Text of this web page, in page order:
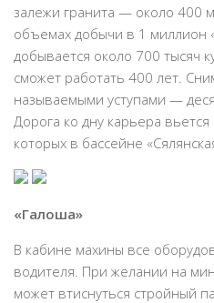
залежи гранита — около 400
объемах добычи в 1 миллион
добывается около 700 тысяч
сможет работать 400 лет.
называемыми уступами —
Дорога ко дну карьера
которых в бассейне
«Галоша»
В кабине махины все
водителя. При желании на
может втиснуться стройный